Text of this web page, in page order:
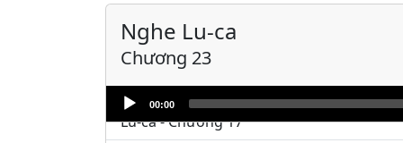
Nghe Lu-ca
Chương 23
Audio
Player
00:00
Lu-ca - Chương 15
Lu-ca - Chương 16
Lu-ca - Chương 17